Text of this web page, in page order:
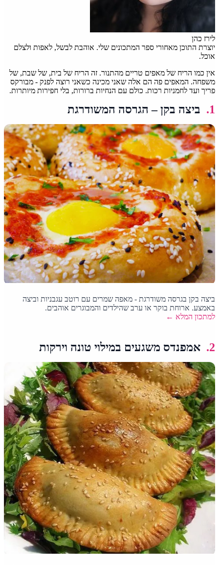
לירז כהן
יוצרת התוכן מאחורי ספר המתכונים שלי. אוהבת לבשל, לאפות ולצלם
אוכל.
אין כמו הריח של מאפים טריים מהתנור. זה הריח של בית, של שבת, של
משפחה. המאפים פה הם אלה שאני מכינה כשאני רוצה לפנק - מבורקס
פריך ועד לחמניות רכות. כולם עם הנחיות ברורות, בלי חפירות מיותרות.
1. ביצה בקן – הגרסה המשודרגת
ביצה בקן בגרסה משודרגת - מאפה שמרים עם רוטב עגבניות וביצה
באמצע. ארוחת בוקר או ערב שהילדים והמבוגרים אוהבים.
למתכון המלא ←
2. אמפנדס משגעים במילוי טונה וירקות